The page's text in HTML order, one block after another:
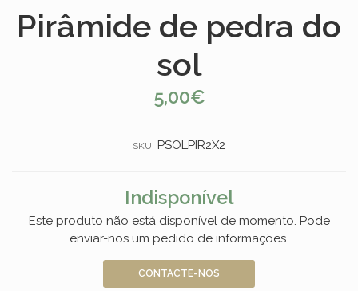
Pirâmide de pedra do
sol
5,00€
SKU: PSOLPIR2X2
Indisponível
Este produto não está disponível de momento. Pode
enviar-nos um pedido de informações.
CONTACTE-NOS